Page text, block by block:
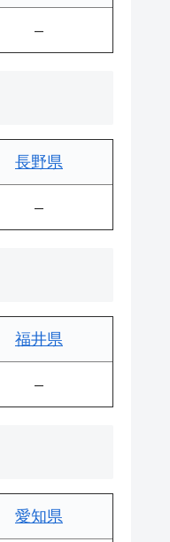
–
長野県
–
福井県
–
愛知県